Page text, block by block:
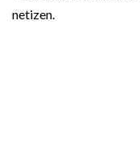
netizen.